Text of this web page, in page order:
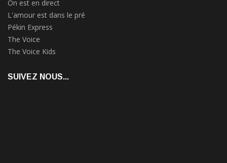
On est en direct
L'amour est dans le pré
Pékin Express
The Voice
The Voice Kids
SUIVEZ NOUS...